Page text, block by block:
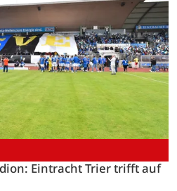
Eintracht Trier trifft auf